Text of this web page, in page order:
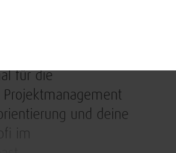
für die
und deine
im